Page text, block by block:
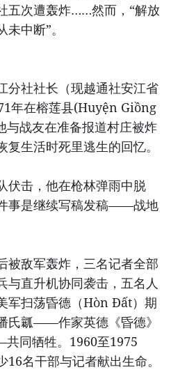
五次遭轰炸……然而，“解放
中断”。
分社社长（现越通社安江省
年在榕莲县(Huyện Giồng
战友在准备报道村庄被炸
生活时死里逃生的回忆。
伏击，他在枪林弹雨中脱
事是继续写稿发稿——战地
被敌军轰炸，三名记者全部
与直升机协同袭击，五名人
军扫荡昏德（Hòn Đất）期
氏瓤——作家英德《昏德》
同牺牲。1960至1975
名干部与记者献出生命。